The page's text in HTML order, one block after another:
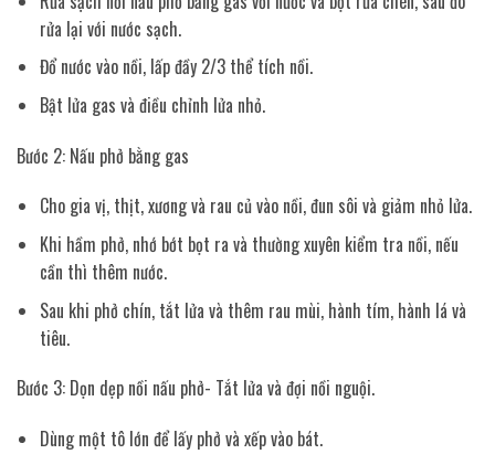
rửa lại với nước sạch.
Đổ nước vào nồi, lấp đầy 2/3 thể tích nồi.
Bật lửa gas và điều chỉnh lửa nhỏ.
Bước 2: Nấu phở bằng gas
Cho gia vị, thịt, xương và rau củ vào nồi, đun sôi và giảm nhỏ lửa.
Khi hầm phở, nhớ bớt bọt ra và thường xuyên kiểm tra nồi, nếu
cần thì thêm nước.
Sau khi phở chín, tắt lửa và thêm rau mùi, hành tím, hành lá và
tiêu.
Bước 3: Dọn dẹp nồi nấu phở- Tắt lửa và đợi nồi nguội.
Dùng một tô lớn để lấy phở và xếp vào bát.